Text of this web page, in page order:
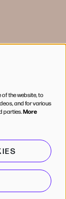
of the website, to
and for various
parties.More